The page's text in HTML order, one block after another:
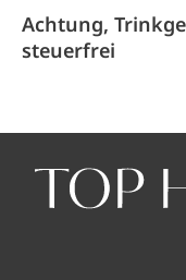
Achtung,
steuerfrei